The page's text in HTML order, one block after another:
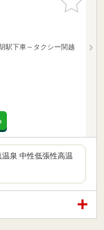
りに追加
駅下車～タクシー関越
泉 中性低張性高温